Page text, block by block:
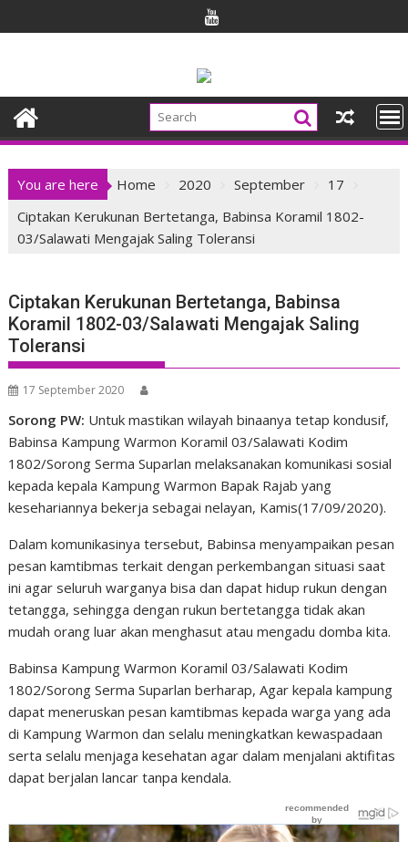
to
You are here Home 2020 September
17
Ciptakan Kerukunan Bertetanga, Babinsa Koramil 1802-
03/Salawati Mengajak Saling Toleransi
Ciptakan Kerukunan Bertetanga, Babinsa
Koramil 1802-03/Salawati Mengajak Saling
Toleransi
17 September 2020
Sorong PW: Untuk mastikan wilayah binaanya tetap kondusif,
Babinsa Kampung Warmon Koramil 03/Salawati Kodim
1802/Sorong Serma Suparlan melaksanakan komunikasi sosial
kepada kepala Kampung Warmon Bapak Rajab yang
kesehariannya bekerja sebagai nelayan, Kamis(17/09/2020).
Dalam komunikasinya tersebut, Babinsa menyampaikan pesan
pesan kamtibmas terkait dengan perkembangan situasi saat
ini agar seluruh warganya bisa dan dapat hidup rukun dengan
tetangga, sehingga dengan rukun bertetangga tidak akan
mudah orang luar akan menghasut atau mengadu domba kita.
Babinsa Kampung Warmon Koramil 03/Salawati Kodim
1802/Sorong Serma Suparlan berharap, Agar kepala kampung
dapat meneruskan pesan kamtibmas kepada warga yang ada
di Kampung Warmon dan selalu meningkatkan kewaspadaan
serta selalu menjaga kesehatan agar dalam menjalani aktifitas
dapat berjalan lancar tanpa kendala.